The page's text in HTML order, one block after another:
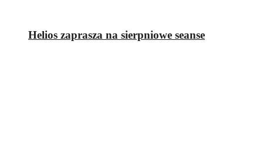
Helios zaprasza na sierpniowe seanse